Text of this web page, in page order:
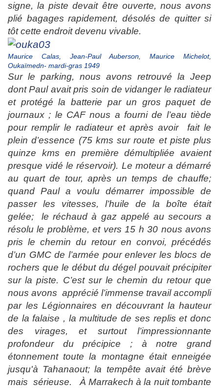
signe, la piste devait être ouverte, nous avons
plié bagages rapidement, désolés de quitter si
tôt cette endroit devenu vivable.
Maurice Calas, Jean-Paul Auberson, Maurice Michelot,
Oukaïmedn- mardi-gras 1949
Sur le parking, nous avons retrouvé la Jeep
dont Paul avait pris soin de vidanger le radiateur
et protégé la batterie par un gros paquet de
journaux ; le CAF nous a fourni de l’eau tiède
pour remplir le radiateur et après avoir
fait le
plein d’essence (75 kms sur route et piste plus
quinze kms en première démultipliée avaient
presque vidé le réservoir). Le moteur a démarré
au quart de tour, après un temps de chauffe;
quand Paul a voulu démarrer impossible de
passer les vitesses, l’huile de la boîte était
gelée; le réchaud à gaz appelé au secours a
résolu le problème, et vers 15 h 30 nous avons
pris le chemin du retour en convoi, précédés
d’un GMC de l’armée pour enlever les blocs de
rochers que le début du dégel pouvait précipiter
sur la piste. C’est sur le chemin du retour que
nous avons apprécié l’immense travail accompli
par les Légionnaires en découvrant la hauteur
de la falaise , la multitude de ses replis et donc
des virages, et surtout l’impressionnante
profondeur du précipice ; à notre grand
étonnement toute la montagne était enneigée
jusqu'à Tahanaout; la tempête avait été brève
mais sérieuse. À Marrakech à la nuit tombante